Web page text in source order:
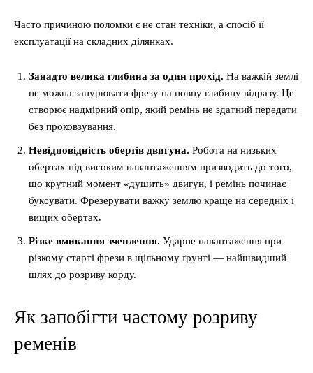
Часто причиною поломки є не стан техніки, а спосіб її
експлуатації на складних ділянках.
Занадто велика глибина за один прохід. На важкій землі
не можна занурювати фрезу на повну глибину відразу. Це
створює надмірний опір, який ремінь не здатний передати
без проковзування.
Невідповідність обертів двигуна. Робота на низьких
обертах під високим навантаженням призводить до того,
що крутний момент «душить» двигун, і ремінь починає
буксувати. Фрезерувати важку землю краще на середніх і
вищих обертах.
Різке вмикання зчеплення. Ударне навантаження при
різкому старті фрези в щільному ґрунті — найшвидший
шлях до розриву корду.
Як запобігти частому розриву
ременів